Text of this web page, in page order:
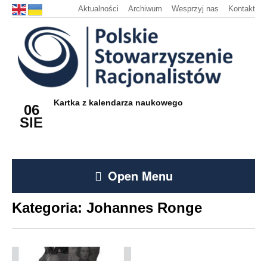
Aktualności Archiwum Wesprzyj nas Kontakt
06
SIE
Kartka z kalendarza naukowego
Open Menu
Kategoria: Johannes Ronge